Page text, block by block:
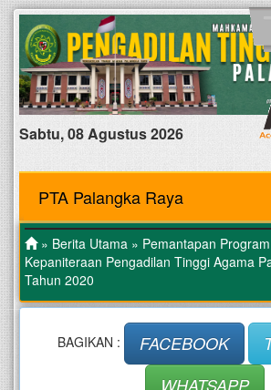
Sabtu, 08 Agustus 2026
PTA Palangka Raya
» Berita Utama » Pemantapan
Kepaniteraan Pengadilan Tinggi Agama
Tahun 2020
BAGIKAN : FACEBOOK
WHATSAPP